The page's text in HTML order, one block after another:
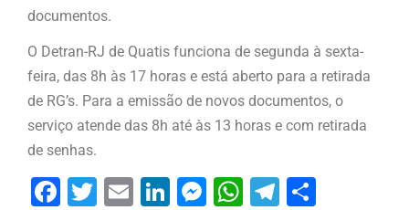
documentos.
O Detran-RJ de Quatis funciona de segunda à sexta-
feira, das 8h às 17 horas e está aberto para a retirada
de RG’s. Para a emissão de novos documentos, o
serviço atende das 8h até às 13 horas e com retirada
de senhas.
Facebook
Twitter
EmailLinkedIn
Messenger
WhatsApp
Telegram